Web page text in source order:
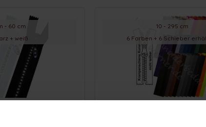
- 60 cm
+ weiß
Reißverschluss
10 - 295 cm
6 Farben + 6 Schieber
6 mm - Reißverschluss